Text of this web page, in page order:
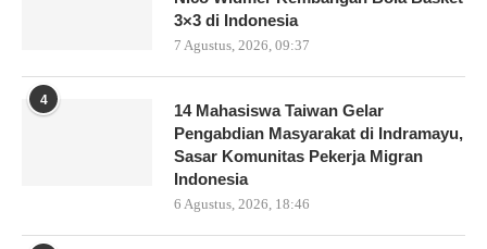
3×3 di Indonesia
7 Agustus, 2026, 09:37
4
14 Mahasiswa Taiwan Gelar
Pengabdian Masyarakat di Indramayu,
Sasar Komunitas Pekerja Migran
Indonesia
6 Agustus, 2026, 18:46